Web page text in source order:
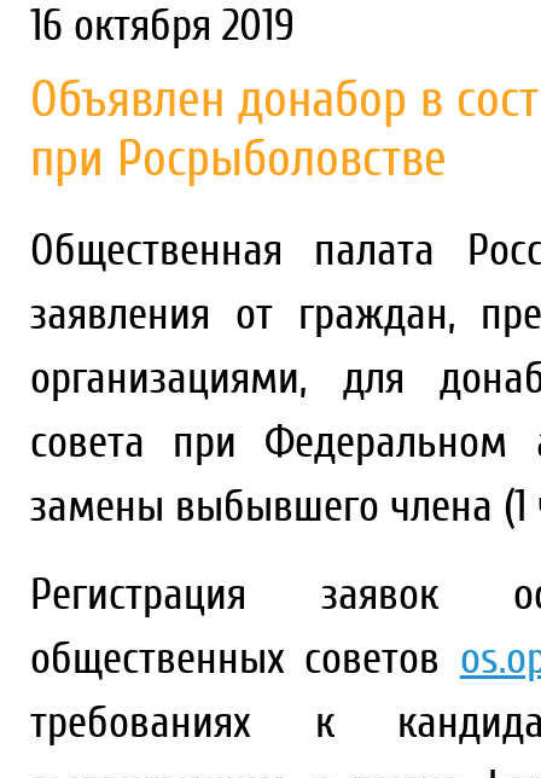
16 октября 2019
Объявлен донабор в
при Росрыболовстве
Общественная палата
заявления от граждан,
организациями, для
совета при Федеральном
замены выбывшего члена (1
Регистрация заявок
общественных советов
требованиях к